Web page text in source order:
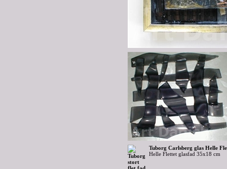
Tuborg Carlsberg glas Helle
Helle Flettet glasfad 35x18 cm